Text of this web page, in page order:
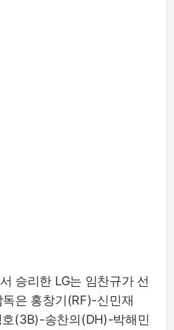
승리한 LG는 임찬규가 선
은 홍창기(RF)-신민재
(3B)-송찬의(DH)-박해민